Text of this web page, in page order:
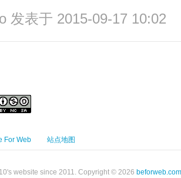
发表于 2015-09-17 10:02
For Web 站点地图
website since 2011. Copyright © 2026 beforweb.com